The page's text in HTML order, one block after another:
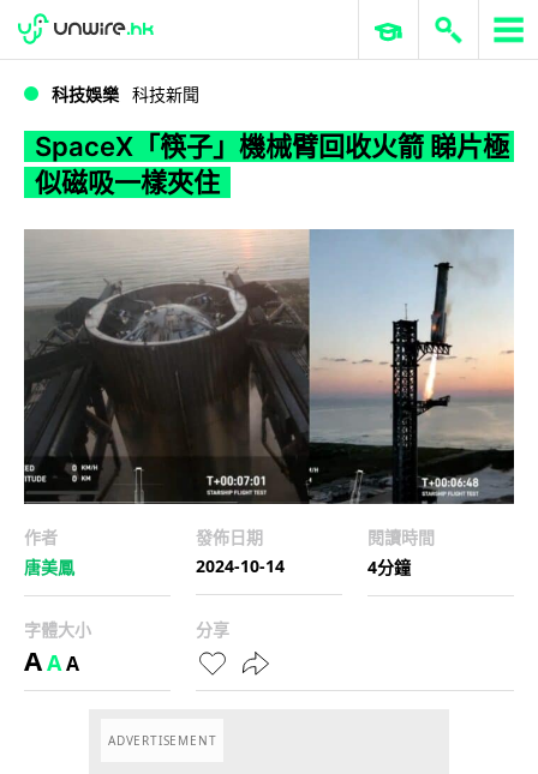
WWDC 2026 ERP 與商業 AI
科技娛樂 科技新聞
SpaceX「筷子」機械臂回收火箭 睇片極
似磁吸一樣夾住
作者
唐美鳳
發佈日期
2024-10-14
閱讀時間
4分鐘
字體大小
AAA
分享
ADVERTISEMENT